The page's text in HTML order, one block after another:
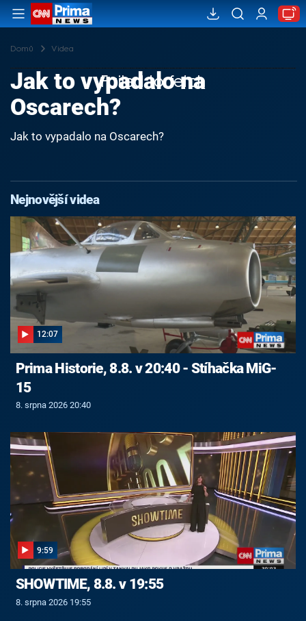
Domů Videa
Failed to fetch
Jak to vypadalo na
Oscarech?
Jak to vypadalo na Oscarech?
Nejnovější videa
12:07
Prima Historie, 8.8. v 20:40 - Stíhačka MiG-
15
8. srpna 2026 20:40
9:59
SHOWTIME, 8.8. v 19:55
8. srpna 2026 19:55